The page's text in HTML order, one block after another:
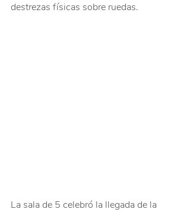
destrezas físicas sobre ruedas.
La sala de 5 celebró la llegada de la